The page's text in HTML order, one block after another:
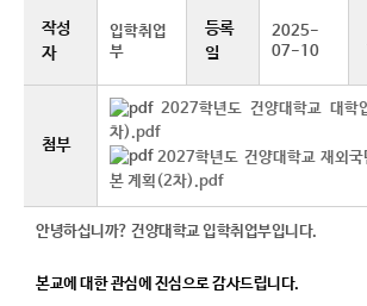
작성
자
입학취업
부
등록
일
2025-
07-10
첨부
2027학년도 건양대학교 대학
차).pdf
2027학년도 건양대학교 재외국
본 계획(2차).pdf
안녕하십니까? 건양대학교 입학취업부입니다.
본교에 대한 관심에 진심으로 감사드립니다.